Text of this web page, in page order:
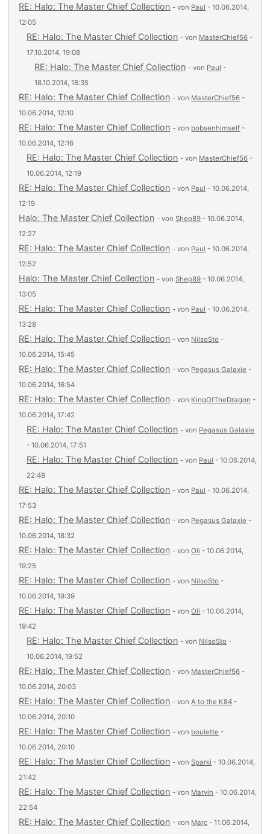
RE: Halo: The Master Chief Collection - von Paul - 10.06.2014,
12:05
RE: Halo: The Master Chief Collection - von MasterChief56 -
17.10.2014, 19:08
RE: Halo: The Master Chief Collection - von Paul -
18.10.2014, 18:35
RE: Halo: The Master Chief Collection - von MasterChief56 -
10.06.2014, 12:10
RE: Halo: The Master Chief Collection - von bobsenhimself -
10.06.2014, 12:16
RE: Halo: The Master Chief Collection - von MasterChief56 -
10.06.2014, 12:19
RE: Halo: The Master Chief Collection - von Paul - 10.06.2014,
12:19
Halo: The Master Chief Collection - vonShep89 - 10.06.2014,
12:27
RE: Halo: The Master Chief Collection - von Paul - 10.06.2014,
12:52
Halo: The Master Chief Collection - vonShep89 - 10.06.2014,
13:05
RE: Halo: The Master Chief Collection - von Paul - 10.06.2014,
13:28
RE: Halo: The Master Chief Collection - von NilsoSto -
10.06.2014, 15:45
RE: Halo: The Master Chief Collection - von Pegasus Galaxie -
10.06.2014, 16:54
RE: Halo: The Master Chief Collection - von KingOfTheDragon -
10.06.2014, 17:42
RE: Halo: The Master Chief Collection - von Pegasus Galaxie
- 10.06.2014, 17:51
RE: Halo: The Master Chief Collection - von Paul - 10.06.2014,
22:48
RE: Halo: The Master Chief Collection - von Paul - 10.06.2014,
17:53
RE: Halo: The Master Chief Collection - von Pegasus Galaxie -
10.06.2014, 18:32
RE: Halo: The Master Chief Collection - vonOli - 10.06.2014,
19:25
RE: Halo: The Master Chief Collection - von NilsoSto -
10.06.2014, 19:39
RE: Halo: The Master Chief Collection - vonOli - 10.06.2014,
19:42
RE: Halo: The Master Chief Collection - von NilsoSto -
10.06.2014, 19:52
RE: Halo: The Master Chief Collection - von MasterChief56 -
10.06.2014, 20:03
RE: Halo: The Master Chief Collection - vonA to the K84 -
10.06.2014, 20:10
RE: Halo: The Master Chief Collection - von boulette -
10.06.2014, 20:10
RE: Halo: The Master Chief Collection - vonSparki - 10.06.2014,
21:42
RE: Halo: The Master Chief Collection - von Marvin - 10.06.2014,
22:54
RE: Halo: The Master Chief Collection - von Marc - 11.06.2014,